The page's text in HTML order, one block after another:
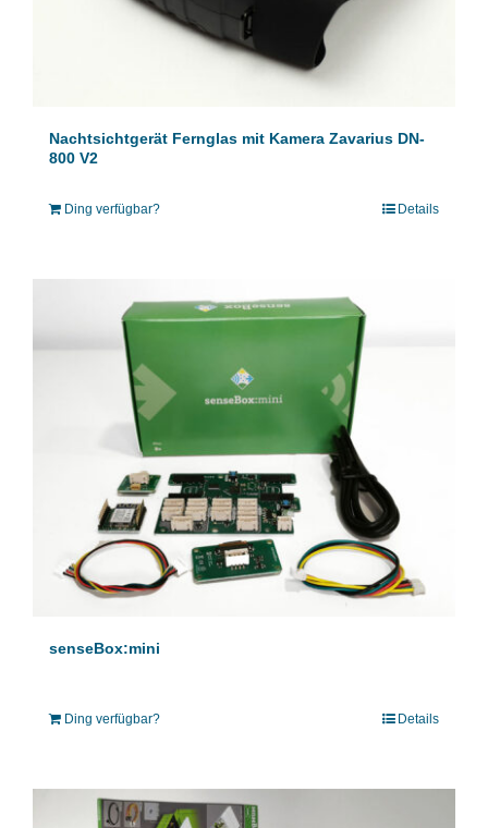
Nachtsichtgerät Fernglas mit Kamera Zavarius DN-
800 V2
Ding verfügbar? Details
senseBox:mini
Ding verfügbar? Details